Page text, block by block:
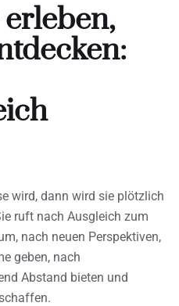
wird, dann wird sie plötzlich
ruft nach Ausgleich zum
nach neuen Perspektiven,
geben, nach
Abstand bieten und